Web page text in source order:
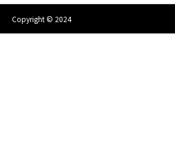
Copyright © 2024